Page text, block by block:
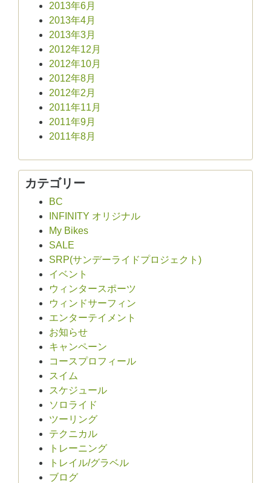
2013年6月
2013年4月
2013年3月
2012年12月
2012年10月
2012年8月
2012年2月
2011年11月
2011年9月
2011年8月
カテゴリー
BC
INFINITY オリジナル
My Bikes
SALE
SRP(サンデーライドプロジェクト)
イベント
ウィンタースポーツ
ウィンドサーフィン
エンターテイメント
お知らせ
キャンペーン
コースプロフィール
スイム
スケジュール
ソロライド
ツーリング
テクニカル
トレーニング
トレイル/グラベル
ブログ